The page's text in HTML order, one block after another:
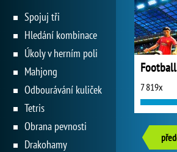
7 819x
Spojuj tři
Hledání kombinace
Úkoly v herním poli
Mahjong
Odbourávání kuliček
Tetris
Obrana pevnosti
Drakohamy